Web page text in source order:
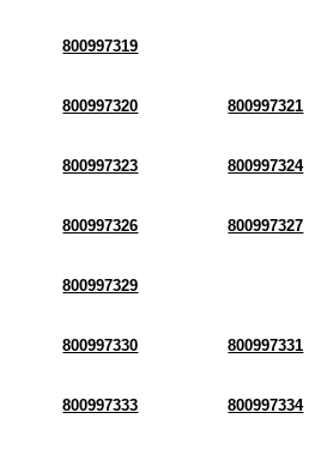
800997319
800997320 800997321
800997323 800997324
800997326 800997327
800997329
800997330 800997331
800997333 800997334